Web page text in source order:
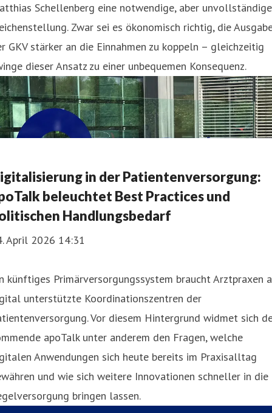
Schellenberg eine notwendige, aber unvollständige
Zwar sei es ökonomisch richtig, die
GKV stärker an die Einnahmen zu koppeln – gleichzeitig
dieser Ansatz zu einer unbequemen Konsequenz.
in der Patientenversorgung:
beleuchtet Best Practices und
Handlungsbedarf
April 2026 14:31
künftiges Primärversorgungssystem braucht Arztpraxen
unterstützte Koordinationszentren der
Vor diesem Hintergrund widmet sich
apoTalk unter anderem den Fragen, welche
Anwendungen sich heute bereits im Praxisalltag
und wie sich weitere Innovationen schneller in die
bringen lassen.